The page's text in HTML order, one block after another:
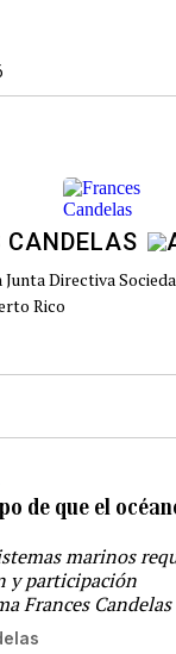
CANDELAS
Directiva
Rico
de que el
marinos
y participación
Frances Candelas